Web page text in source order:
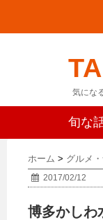
気にな
旬な
ホーム > グルメ
2017/02/12
博多かしわ